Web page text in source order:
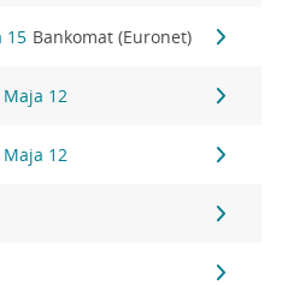
15 Bankomat (Euronet)
12
12